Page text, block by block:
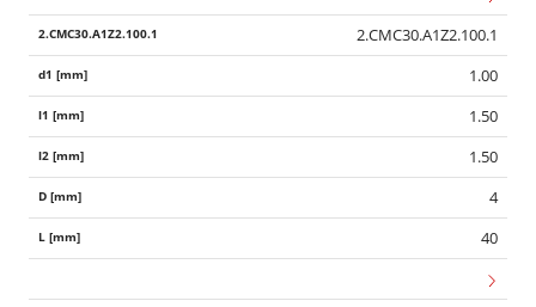
2.CMC30.A1Z2.100.1
1.00
1.50
1.50
4
40